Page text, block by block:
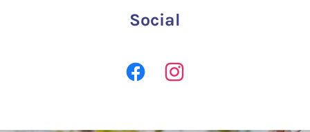
Social